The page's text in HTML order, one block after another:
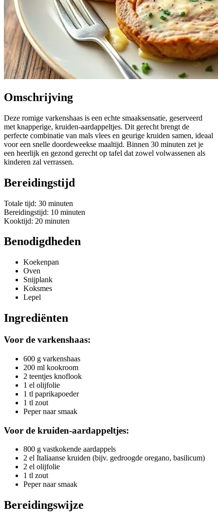
Omschrijving
Deze romige varkenshaas is een echte smaaksensatie, geserveerd
met knapperige, kruiden-aardappeltjes. Dit gerecht brengt de
perfecte combinatie van mals vlees en geurige kruiden samen, ideaal
voor een snelle doordeweekse maaltijd. Binnen 30 minuten zet je
een heerlijk en gezond gerecht op tafel dat zowel volwassenen als
kinderen zal verrassen.
Bereidingstijd
Totale tijd: 30 minuten
Bereidingstijd: 10 minuten
Kooktijd: 20 minuten
Benodigdheden
Koekenpan
Oven
Snijplank
Koksmes
Lepel
Ingrediënten
Voor de varkenshaas:
600 g varkenshaas
200 ml kookroom
2 teentjes knoflook
1 el olijfolie
1 tl paprikapoeder
1 tl zout
Peper naar smaak
Voor de kruiden-aardappeltjes:
800 g vastkokende aardappels
2 el Italiaanse kruiden (bijv. gedroogde oregano, basilicum)
2 el olijfolie
1 tl zout
Peper naar smaak
Bereidingswijze